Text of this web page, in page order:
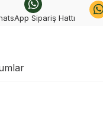
Sipariş Hattı